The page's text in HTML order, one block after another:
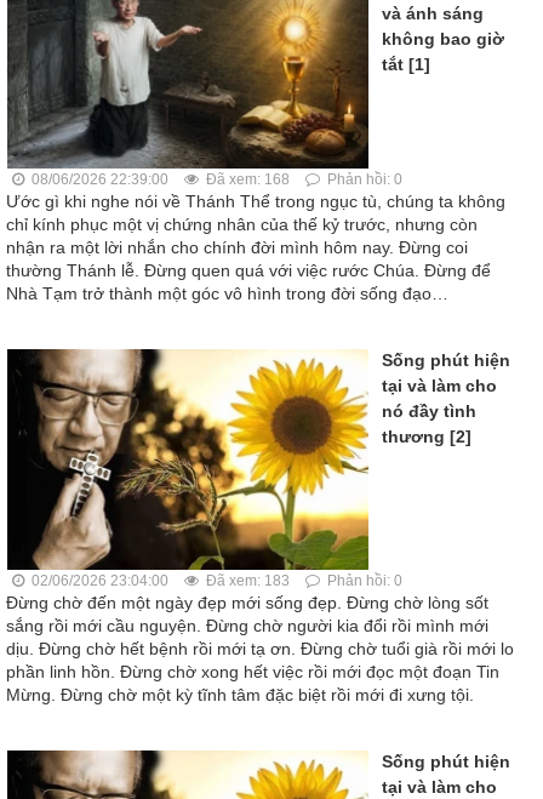
và ánh sáng
không bao giờ
tắt [1]
08/06/2026 22:39:00 Đã xem: 168 Phản hồi: 0
Ước gì khi nghe nói về Thánh Thể trong ngục tù, chúng ta không
chỉ kính phục một vị chứng nhân của thế kỷ trước, nhưng còn
nhận ra một lời nhắn cho chính đời mình hôm nay. Đừng coi
thường Thánh lễ. Đừng quen quá với việc rước Chúa. Đừng để
Nhà Tạm trở thành một góc vô hình trong đời sống đạo…
Sống phút hiện
tại và làm cho
nó đầy tình
thương [2]
02/06/2026 23:04:00 Đã xem: 183 Phản hồi: 0
Đừng chờ đến một ngày đẹp mới sống đẹp. Đừng chờ lòng sốt
sắng rồi mới cầu nguyện. Đừng chờ người kia đổi rồi mình mới
dịu. Đừng chờ hết bệnh rồi mới tạ ơn. Đừng chờ tuổi già rồi mới lo
phần linh hồn. Đừng chờ xong hết việc rồi mới đọc một đoạn Tin
Mừng. Đừng chờ một kỳ tĩnh tâm đặc biệt rồi mới đi xưng tội.
Sống phút hiện
tại và làm cho